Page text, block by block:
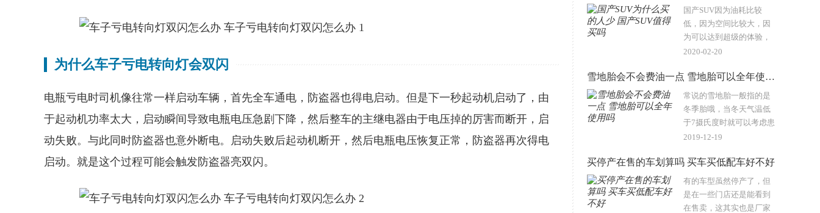
为什么车子亏电转向灯会双闪
电瓶亏电时司机像往常一样启动车辆，首先全车通电，防盗器也得电启动。但是下一秒起动机启动了，由
于起动机功率太大，启动瞬间导致电瓶电压急剧下降，然后整车的主继电器由于电压掉的厉害而断开，启
动失败。与此同时防盗器也意外断电。启动失败后起动机断开，然后电瓶电压恢复正常，防盗器再次得电
启动。就是这个过程可能会触发防盗器亮双闪。
喜好。尤其是对于很多年
轻人来说，既想要拥有更
高的用车品质..
国产SUV因为油耗比较
低，因为空间比较大，因
为可以达到超级的体验，
因为质量太过可靠了，因
了，因为可以花最少的
钱，买到最优体验的汽
车？所以不要买国产SUV
汽车？..
2020-02-20
雪地胎会不会费油一点 雪地胎可以全年使用吗
常说的雪地胎一般指的是
冬季胎哦，当冬天气温低
于7摄氏度时就可以考虑患
上雪地胎了，这样即使碰
心。那么用雪地胎会不会
更费油呢？能不能全年用
雪地胎呢？..
2019-12-19
买停产在售的车划算吗 买车买低配车好不好
有的车型虽然停产了，但
是在一些门店还是能看到
在售卖，这其实也是厂家